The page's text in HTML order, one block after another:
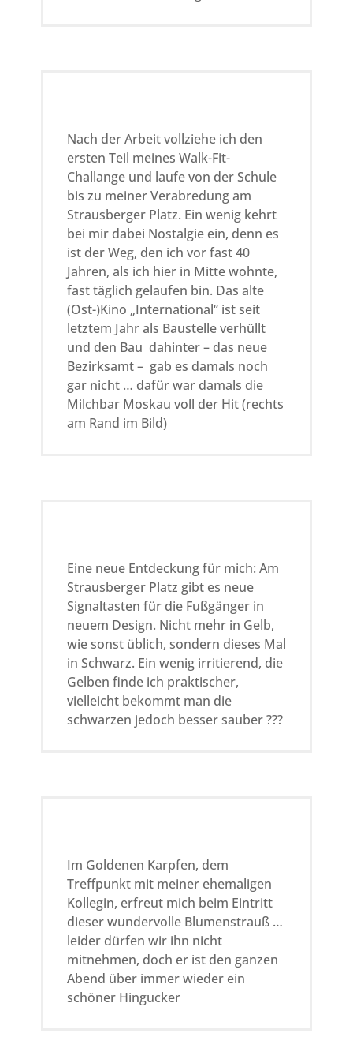
Nach der Arbeit vollziehe ich den
ersten Teil meines Walk-Fit-
Challange und laufe von der Schule
bis zu meiner Verabredung am
Strausberger Platz. Ein wenig kehrt
bei mir dabei Nostalgie ein, denn es
ist der Weg, den ich vor fast 40
Jahren, als ich hier in Mitte wohnte,
fast täglich gelaufen bin. Das alte
(Ost-)Kino „International“ ist seit
letztem Jahr als Baustelle verhüllt
und den Bau dahinter – das neue
Bezirksamt – gab es damals noch
gar nicht … dafür war damals die
Milchbar Moskau voll der Hit (rechts
am Rand im Bild)
Eine neue Entdeckung für mich: Am
Strausberger Platz gibt es neue
Signaltasten für die Fußgänger in
neuem Design. Nicht mehr in Gelb,
wie sonst üblich, sondern dieses Mal
in Schwarz. Ein wenig irritierend, die
Gelben finde ich praktischer,
vielleicht bekommt man die
schwarzen jedoch besser sauber ???
Im Goldenen Karpfen, dem
Treffpunkt mit meiner ehemaligen
Kollegin, erfreut mich beim Eintritt
dieser wundervolle Blumenstrauß …
leider dürfen wir ihn nicht
mitnehmen, doch er ist den ganzen
Abend über immer wieder ein
schöner Hingucker